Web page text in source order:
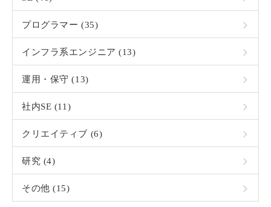
プログラマー (35)
インフラ系エンジニア (13)
運用・保守 (13)
社内SE (11)
クリエイティブ (6)
研究 (4)
その他 (15)